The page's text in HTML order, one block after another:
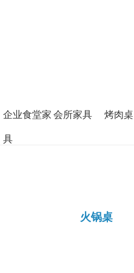
企业食堂家
具
会所家具 烤肉桌